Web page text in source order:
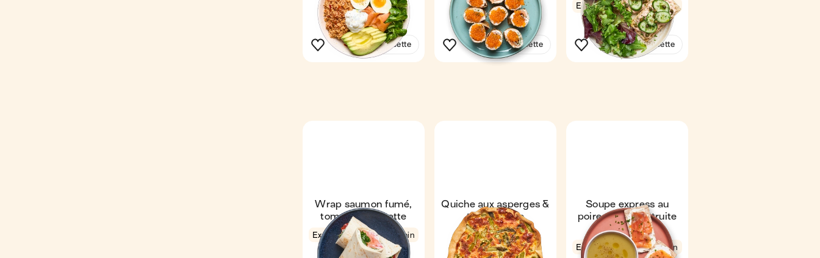
12 min
1
Voir la recette Voir la recette
Express 4,7
3 min
1
Voir la recette
Wrap saumon fumé,
tomate & roquette
Express 4,5
4 min
1
Quiche aux asperges &
truite fumée
4,7
48 min
1 quiche
6
Soupe express au
poireau & toast truite
fumée
Express 4,6
7 min